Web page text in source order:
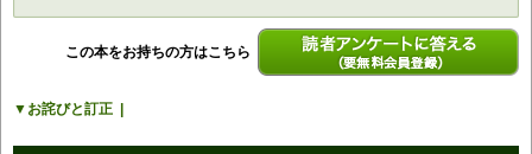
この本をお持ちの方はこちら
お詫びと訂正